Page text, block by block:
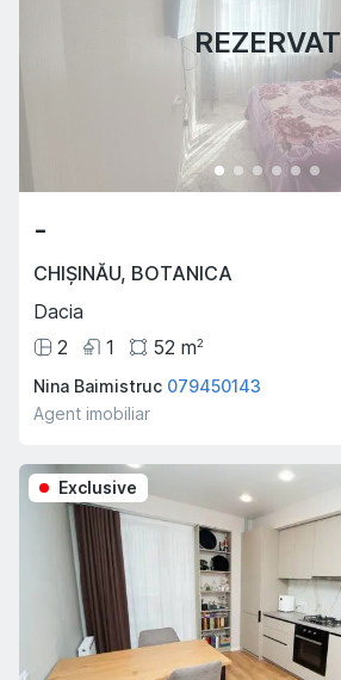
REZERVAT
-
CHIȘINĂU, BOTANICA
Dacia
2
1 52 m2
Nina Baimistruc 079450143
Agent imobiliar
Exclusive